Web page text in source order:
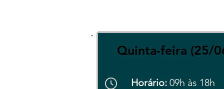
Quinta-feira (25/
Horário: 09h às 18h